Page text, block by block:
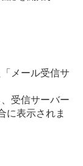
メール受信サ
受信サーバー
に表示されま